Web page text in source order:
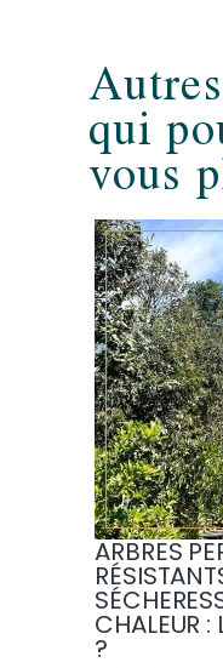
qui
vous
ARBRES
CHALEUR :
?